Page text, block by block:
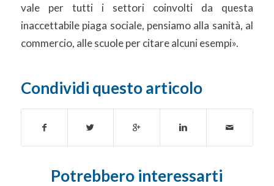
vale per tutti i settori coinvolti da questa
inaccettabile piaga sociale, pensiamo alla sanità, al
commercio, alle scuole per citare alcuni esempi».
Condividi questo articolo
Potrebbero interessarti